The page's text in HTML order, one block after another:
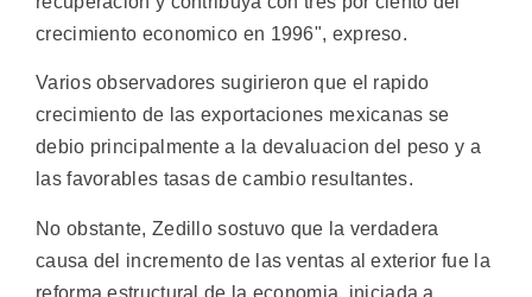
crecimiento economico en 1996", expreso.
Varios observadores sugirieron que el rapido
crecimiento de las exportaciones mexicanas se
debio principalmente a la devaluacion del peso y a
las favorables tasas de cambio resultantes.
No obstante, Zedillo sostuvo que la verdadera
causa del incremento de las ventas al exterior fue la
reforma estructural de la economia, iniciada a